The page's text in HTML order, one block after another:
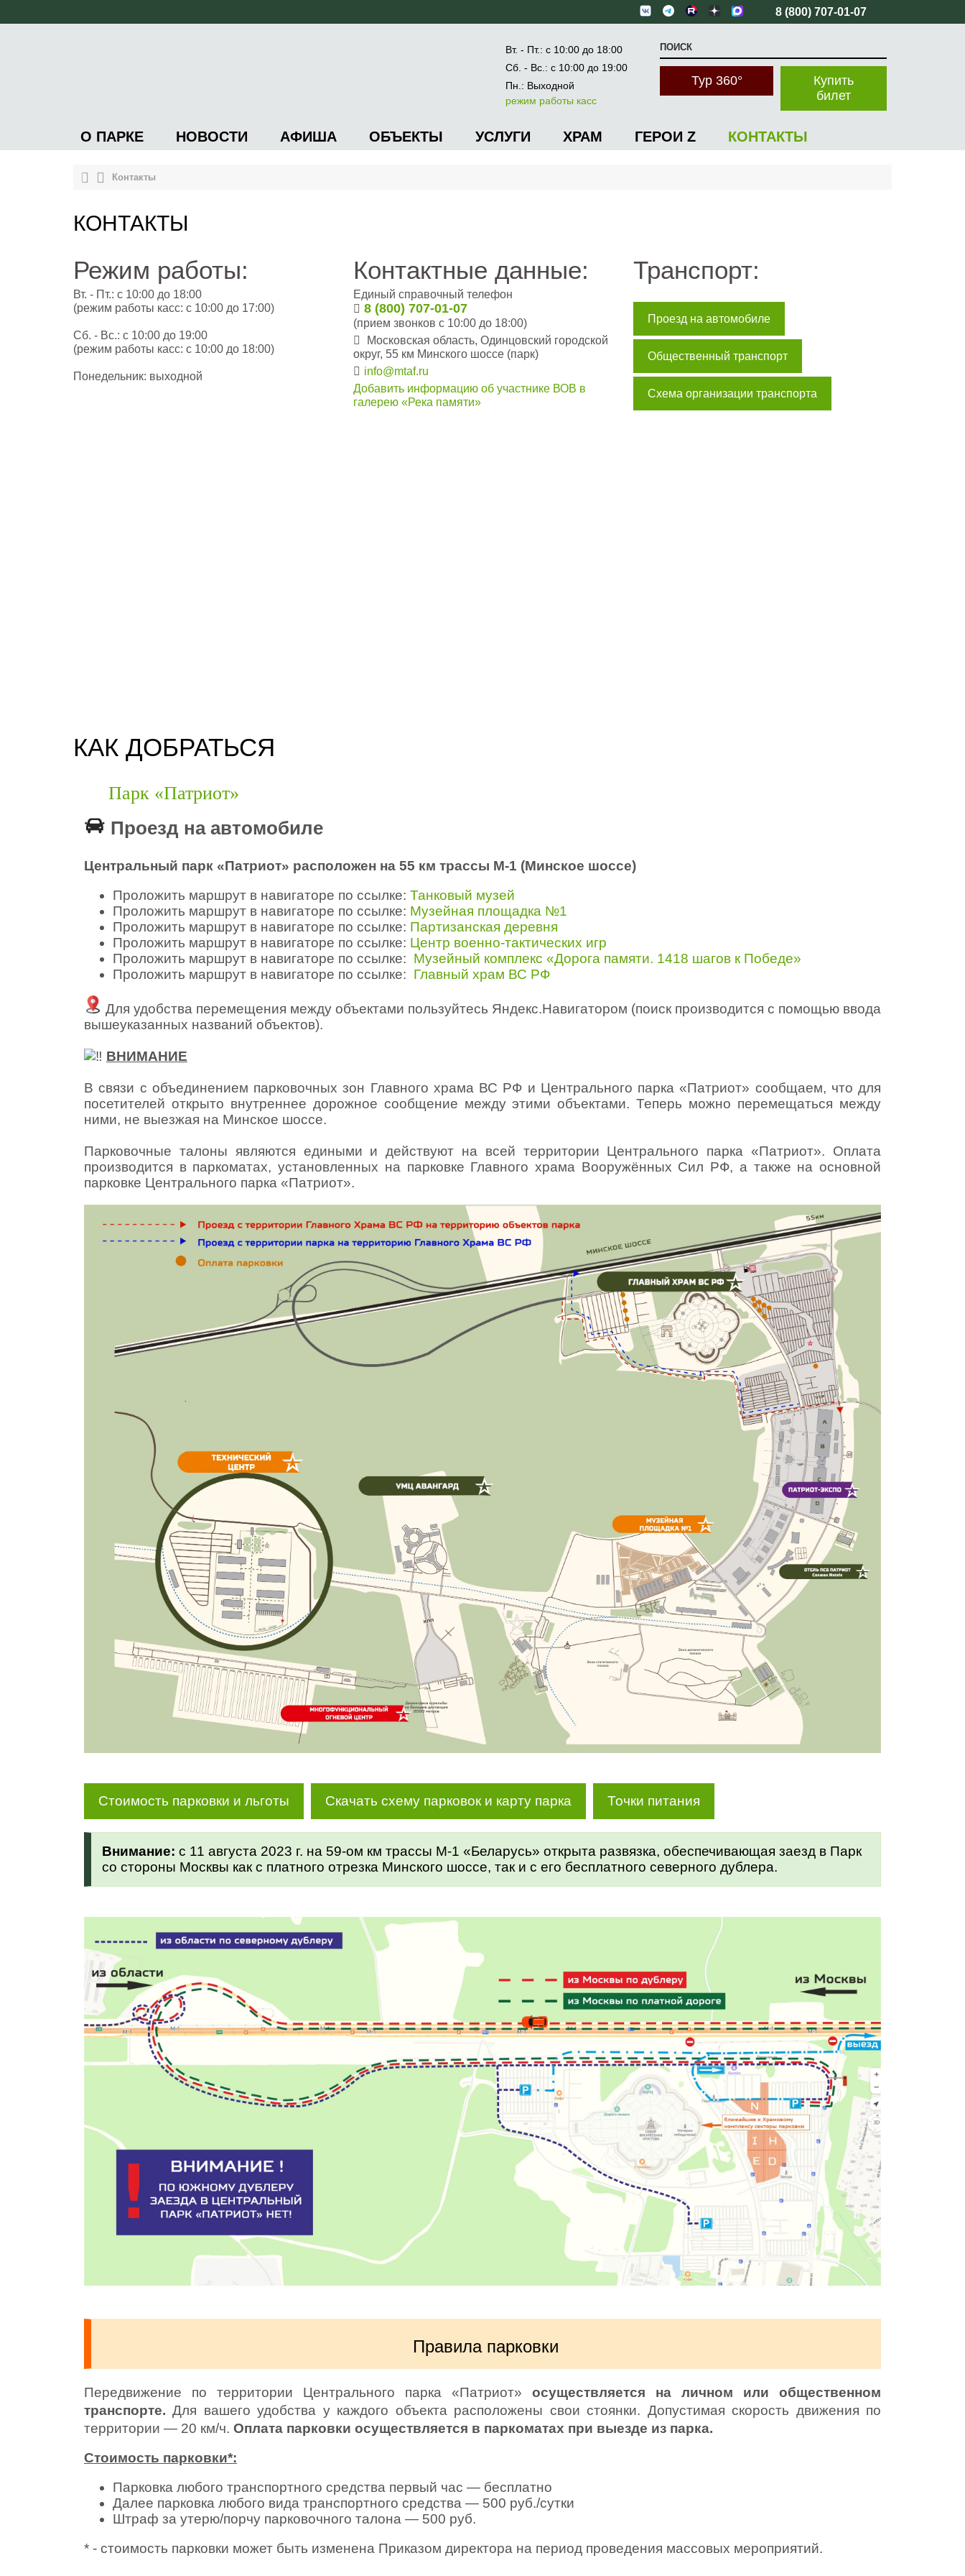
8 (800) 707-01-07
Вт. - Пт.: с 10:00 до 18:00
Сб. - Вс.: с 10:00 до 19:00
Пн.: Выходной
режим работы касс
Купить
билет
Тур 360°
О ПАРКЕ НОВОСТИ АФИША ОБЪЕКТЫ УСЛУГИ ХРАМ ГЕРОИ Z КОНТАКТЫ
Контакты
КОНТАКТЫ
Режим работы:
Вт. - Пт.: с 10:00 до 18:00
(режим работы касс: с 10:00 до 17:00)
Сб. - Вс.: с 10:00 до 19:00
(режим работы касс: с 10:00 до 18:00)
Понедельник: выходной
Контактные данные:
Единый справочный телефон
8 (800) 707-01-07
(прием звонков с 10:00 до 18:00)
Московская область, Одинцовский городской
округ, 55 км Минского шоссе (парк)
info@mtaf.ru
Добавить информацию об участнике ВОВ в
галерею «Река памяти»
Транспорт:
Проезд на автомобиле
Общественный транспорт
Схема организации транспорта
КАК ДОБРАТЬСЯ
Парк «Патриот»
Проезд на автомобиле
Центральный парк «Патриот» расположен на 55 км трассы М-1 (Минское шоссе)
Проложить маршрут в навигаторе по ссылке: Танковый музей
Проложить маршрут в навигаторе по ссылке: Музейная площадка №1
Проложить маршрут в навигаторе по ссылке: Партизанская деревня
Проложить маршрут в навигаторе по ссылке: Центр военно-тактических игр
Проложить маршрут в навигаторе по ссылке: Музейный комплекс «Дорога памяти. 1418 шагов к Победе»
Проложить маршрут в навигаторе по ссылке: Главный храм ВС РФ
Для удобства перемещения между объектами пользуйтесь Яндекс.Навигатором (поиск производится с помощью ввода
вышеуказанных названий объектов).
ВНИМАНИЕ
В связи с объединением парковочных зон Главного храма ВС РФ и Центрального парка «Патриот» сообщаем, что для
посетителей открыто внутреннее дорожное сообщение между этими объектами. Теперь можно перемещаться между
ними, не выезжая на Минское шоссе.
Парковочные талоны являются едиными и действуют на всей территории Центрального парка «Патриот». Оплата
производится в паркоматах, установленных на парковке Главного храма Вооружённых Сил РФ, а также на основной
парковке Центрального парка «Патриот».
Стоимость парковки и льготы Скачать схему парковок и карту парка Точки питания
Внимание: с 11 августа 2023 г. на 59-ом км трассы М-1 «Беларусь» открыта развязка, обеспечивающая заезд в Парк
со стороны Москвы как с платного отрезка Минского шоссе, так и с его бесплатного северного дублера.
Правила парковки
Передвижение по территории Центрального парка «Патриот» осуществляется на личном или общественном
транспорте. Для вашего удобства у каждого объекта расположены свои стоянки. Допустимая скорость движения по
территории — 20 км/ч. Оплата парковки осуществляется в паркоматах при выезде из парка.
Стоимость парковки*:
Парковка любого транспортного средства первый час — бесплатно
Далее парковка любого вида транспортного средства — 500 руб./сутки
Штраф за утерю/порчу парковочного талона — 500 руб.
* - стоимость парковки может быть изменена Приказом директора на период проведения массовых мероприятий.